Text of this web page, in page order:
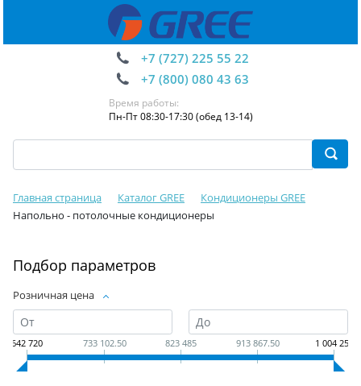
+7 (727) 225 55 22
+7 (800) 080 43 63
Время работы:
Пн-Пт 08:30-17:30 (обед 13-14)
Главная страница Каталог GREE
Кондиционеры GREE
Напольно - потолочные кондиционеры
Подбор параметров
Розничная цена
642 720 733 102.50 823 485 913 867.50 1 004 250